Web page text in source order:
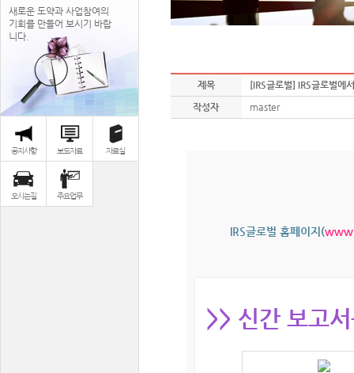
새로운 도약과 사업참여의
기회를 만들어 보시기 바랍
니다.
공지사항 보도자료 자료실
오시는길 주요업무
제목
[IRS글로벌] IRS글로벌에
작성자
master
IRS글로벌 홈페이지(
>> 신간 보고